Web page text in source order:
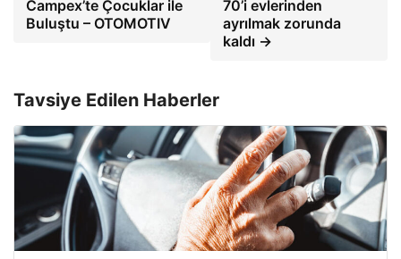
Campex’te Çocuklar ile
Buluştu – OTOMOTIV
70’i evlerinden
ayrılmak zorunda
kaldı →
Tavsiye Edilen Haberler